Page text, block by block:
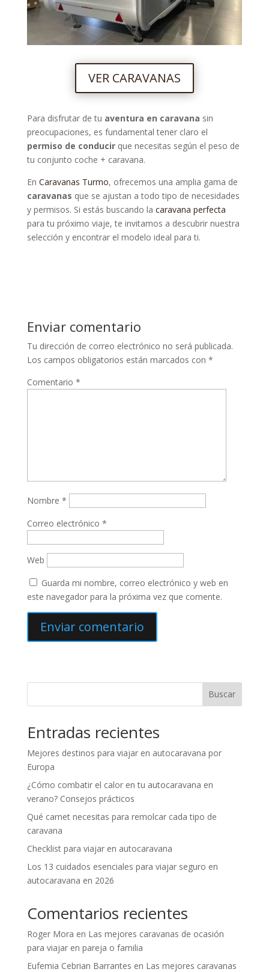
VER CARAVANAS
Para disfrutar de tu aventura en caravana sin
preocupaciones, es fundamental tener claro el
permiso de conducirque necesitas según el peso de
tu conjunto coche + caravana.
En Caravanas Turmo, ofrecemos una amplia gama de
caravanas que se ajustan a todo tipo de necesidades
y permisos. Si estás buscando la caravana perfecta
para tu próximo viaje, te invitamos a descubrir nuestra
selección y encontrar el modelo ideal para ti.
Enviar comentario
Tu dirección de correo electrónico no será publicada.
Los campos obligatorios están marcados con *
Comentario *
Nombre *
Correo electrónico *
Web
Guarda mi nombre, correo electrónico y web en
este navegador para la próxima vez que comente.
Buscar
Entradas recientes
Mejores destinos para viajar en autocaravana por
Europa
¿Cómo combatir el calor en tu autocaravana en
verano? Consejos prácticos
Qué carnet necesitas para remolcar cada tipo de
caravana
Checklist para viajar en autocaravana
Los 13 cuidados esenciales para viajar seguro en
autocaravana en 2026
Comentarios recientes
Roger Mora en Las mejores caravanas de ocasión
para viajar en pareja o familia
Eufemia Cebrian Barrantes en Las mejores caravanas